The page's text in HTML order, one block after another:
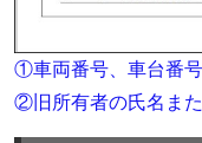
①車両番号、車台番号
②旧所有者の氏名ま